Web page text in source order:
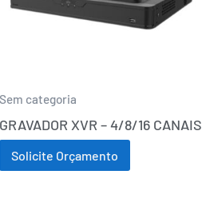
Sem categoria
GRAVADOR XVR – 4/8/16 CANAIS
Solicite Orçamento